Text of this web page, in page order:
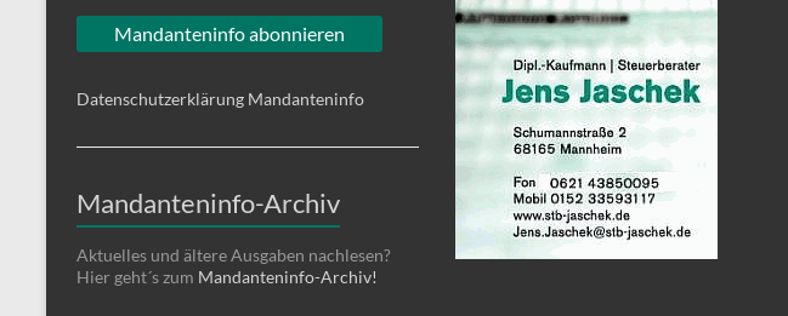
Datenschutzerklärung Mandanteninfo
Mandanteninfo-Archiv
Aktuelles und ältere Ausgaben nachlesen?
Hier geht´s zum Mandanteninfo-Archiv!